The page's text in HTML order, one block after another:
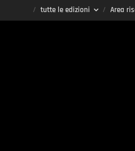
tutte le edizioni Area